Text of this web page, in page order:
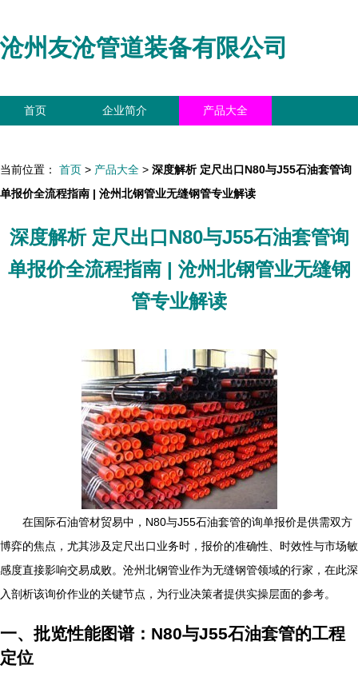
沧州友沧管道装备有限公司
首页 企业简介 产品大全
当前位置： 首页 > 产品大全 > 深度解析 定尺出口N80与J55石油套管询
单报价全流程指南 | 沧州北钢管业无缝钢管专业解读
深度解析 定尺出口N80与J55石油套管询
单报价全流程指南 | 沧州北钢管业无缝钢
管专业解读
在国际石油管材贸易中，N80与J55石油套管的询单报价是供需双方
博弈的焦点，尤其涉及定尺出口业务时，报价的准确性、时效性与市场敏
感度直接影响交易成败。沧州北钢管业作为无缝钢管领域的行家，在此深
入剖析该询价作业的关键节点，为行业决策者提供实操层面的参考。
一、批览性能图谱：N80与J55石油套管的工程
定位